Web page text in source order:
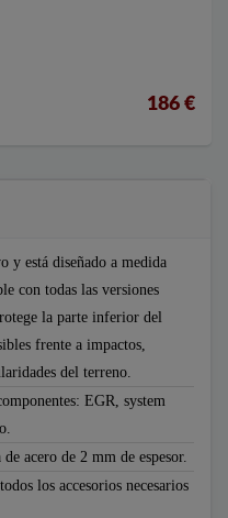
186 €
y está diseñado a medida
con todas las versiones
la parte inferior del
frente a impactos,
del terreno.
EGR, system
acero de 2 mm de espesor.
los accesorios necesarios